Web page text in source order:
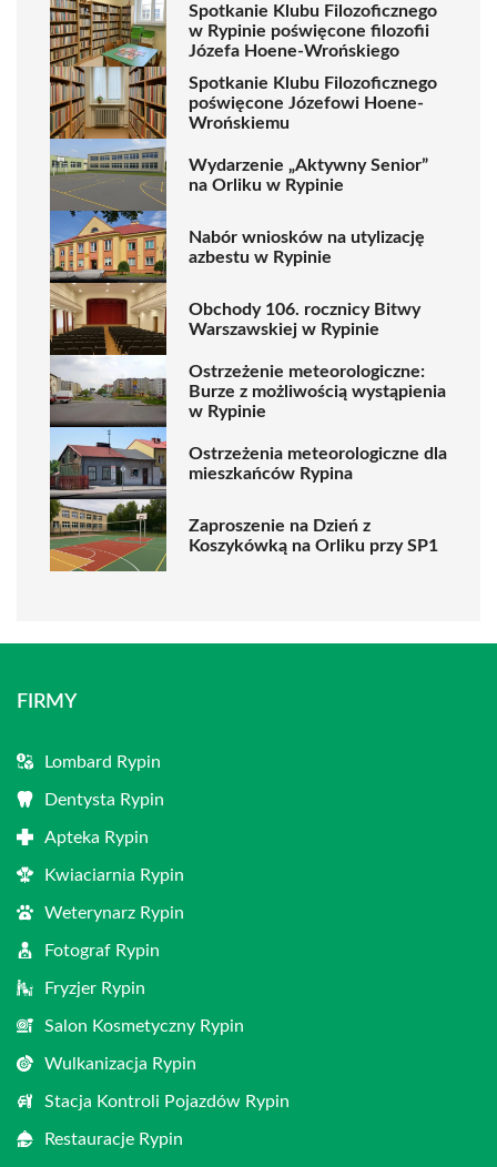
Spotkanie Klubu Filozoficznego
w Rypinie poświęcone filozofii
Józefa Hoene-Wrońskiego
Spotkanie Klubu Filozoficznego
poświęcone Józefowi Hoene-
Wrońskiemu
Wydarzenie „Aktywny Senior”
na Orliku w Rypinie
Nabór wniosków na utylizację
azbestu w Rypinie
Obchody 106. rocznicy Bitwy
Warszawskiej w Rypinie
Ostrzeżenie meteorologiczne:
Burze z możliwością wystąpienia
w Rypinie
Ostrzeżenia meteorologiczne dla
mieszkańców Rypina
Zaproszenie na Dzień z
Koszykówką na Orliku przy SP1
FIRMY
Lombard Rypin
Dentysta Rypin
Apteka Rypin
Kwiaciarnia Rypin
Weterynarz Rypin
Fotograf Rypin
Fryzjer Rypin
Salon Kosmetyczny Rypin
Wulkanizacja Rypin
Stacja Kontroli Pojazdów Rypin
Restauracje Rypin